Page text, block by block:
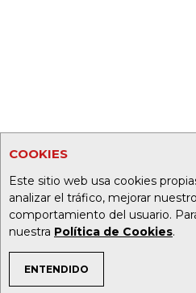
COOKIES
Este sitio web usa cookies
analizar el tráfico, mejorar
comportamiento del usuario.
nuestra Política de Cookies.
ENTENDIDO
TEMAS DE INTERÉS